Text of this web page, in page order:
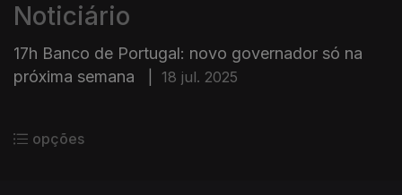
Noticiário
17h Banco de Portugal: novo governador só na
próxima semana
18 jul. 2025
opções